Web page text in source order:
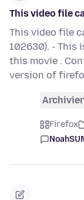
This video file
This video file
102630). - This
this movie .
version of
Firefox